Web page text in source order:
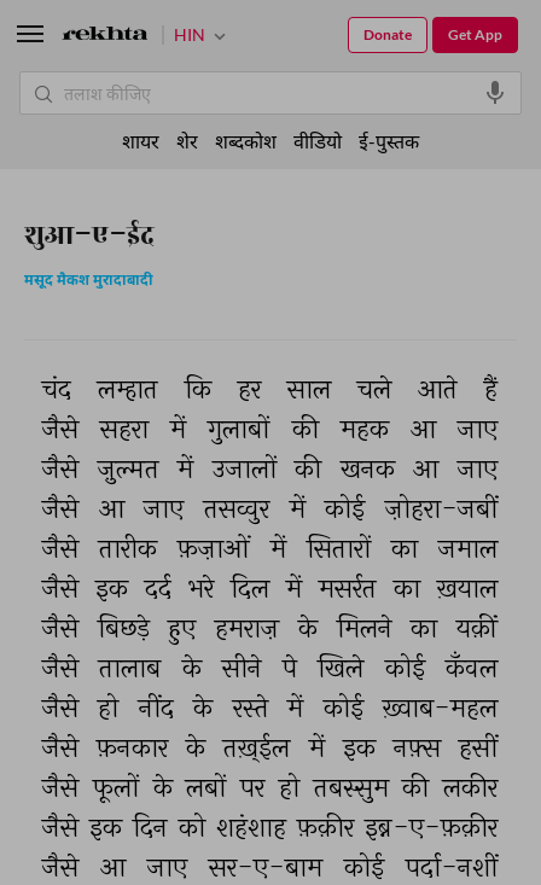
शुआ-ए-ईद
मसूद मैकश मुरादाबादी
चंद लम्हात कि हर साल चले आते
हैं
जैसे
सहरा में गुलाबों की महक आ
जाए
जैसे ज़ुल्मत में उजालों की खनक आ जाए
जैसे आ जाए तसव्वुर में कोई ज़ोहरा-जबीं
जैसे तारीक फ़ज़ाओं में सितारों का जमाल
जैसे इक दर्द भरे दिल में मसर्रत का ख़याल
जैसे बिछड़े हुए हमराज़ के मिलने का यक़ीं
जैसे तालाब के सीने पे खिले कोई कँवल
जैसे हो नींद के रस्ते में कोई ख़्वाब-महल
जैसे फ़नकार के तख़्ईल में इक नफ़्स हसीं
जैसे फूलों के लबों पर हो तबस्सुम की लकीर
जैसे इक दिन को शहंशाह फ़क़ीर इब्न-ए-फ़क़ीर
जैसे
आ जाए सर-ए-बाम कोई
पर्दा-नशीं
HIN Get App
Donate
शायर शेर शब्दकोश वीडियो ई-पुस्तक